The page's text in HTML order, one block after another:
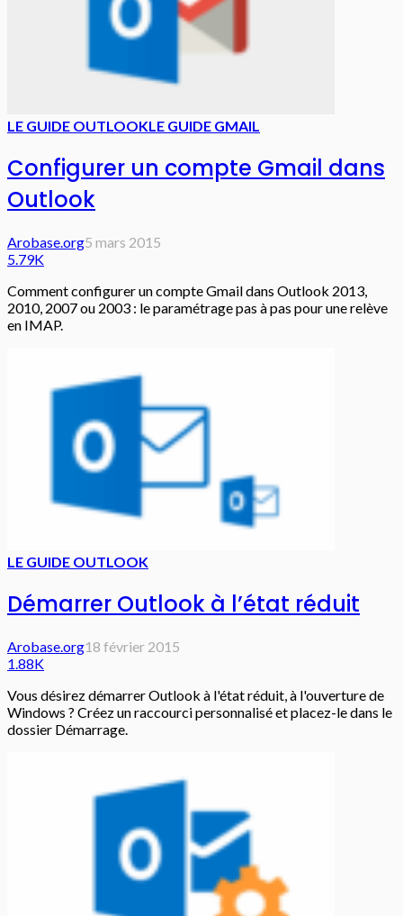
LE GUIDE OUTLOOKLE GUIDE GMAIL
Configurer un compte Gmail dans
Outlook
Arobase.org5 mars 2015
5.79K
Comment configurer un compte Gmail dans Outlook 2013,
2010, 2007 ou 2003 : le paramétrage pas à pas pour une relève
en IMAP.
LE GUIDE OUTLOOK
Démarrer Outlook à l’état réduit
Arobase.org18 février 2015
1.88K
Vous désirez démarrer Outlook à l'état réduit, à l'ouverture de
Windows ? Créez un raccourci personnalisé et placez-le dans le
dossier Démarrage.